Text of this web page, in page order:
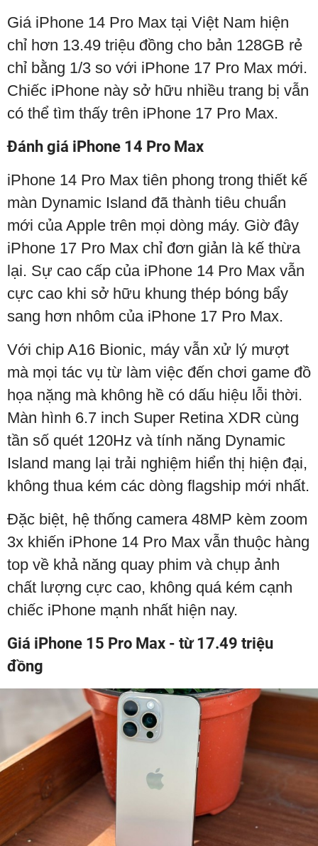
Giá iPhone 14 Pro Max tại Việt Nam hiện
chỉ hơn 13.49 triệu đồng cho bản 128GB rẻ
chỉ bằng 1/3 so với iPhone 17 Pro Max mới.
Chiếc iPhone này sở hữu nhiều trang bị vẫn
có thể tìm thấy trên iPhone 17 Pro Max.
Đánh giá iPhone 14 Pro Max
iPhone 14 Pro Max tiên phong trong thiết kế
màn Dynamic Island đã thành tiêu chuẩn
mới của Apple trên mọi dòng máy. Giờ đây
iPhone 17 Pro Max chỉ đơn giản là kế thừa
lại. Sự cao cấp của iPhone 14 Pro Max vẫn
cực cao khi sở hữu khung thép bóng bẩy
sang hơn nhôm của iPhone 17 Pro Max.
Với chip A16 Bionic, máy vẫn xử lý mượt
mà mọi tác vụ từ làm việc đến chơi game đồ
họa nặng mà không hề có dấu hiệu lỗi thời.
Màn hình 6.7 inch Super Retina XDR cùng
tần số quét 120Hz và tính năng Dynamic
Island mang lại trải nghiệm hiển thị hiện đại,
không thua kém các dòng flagship mới nhất.
Đặc biệt, hệ thống camera 48MP kèm zoom
3x khiến iPhone 14 Pro Max vẫn thuộc hàng
top về khả năng quay phim và chụp ảnh
chất lượng cực cao, không quá kém cạnh
chiếc iPhone mạnh nhất hiện nay.
Giá iPhone 15 Pro Max - từ 17.49 triệu
đồng